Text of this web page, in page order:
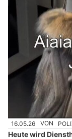
16.05.26 VON
Heute wird